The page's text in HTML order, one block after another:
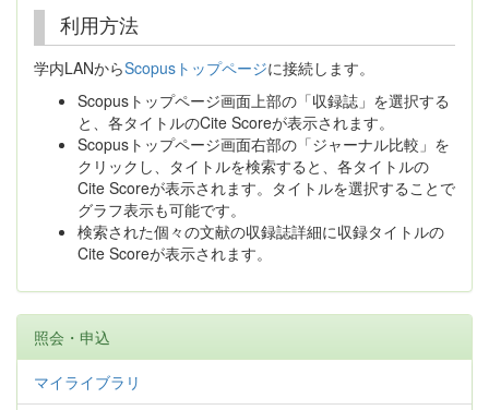
利用方法
学内LANからScopusトップページに接続します。
Scopusトップページ画面上部の「収録誌」を選択する
と、各タイトルのCite Scoreが表示されます。
Scopusトップページ画面右部の「ジャーナル比較」を
クリックし、タイトルを検索すると、各タイトルの
Cite Scoreが表示されます。タイトルを選択することで
グラフ表示も可能です。
検索された個々の文献の収録誌詳細に収録タイトルの
Cite Scoreが表示されます。
照会・申込
マイライブラリ